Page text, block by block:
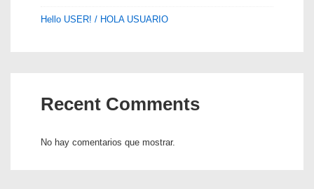
Hello USER! / HOLA USUARIO
Recent Comments
No hay comentarios que mostrar.